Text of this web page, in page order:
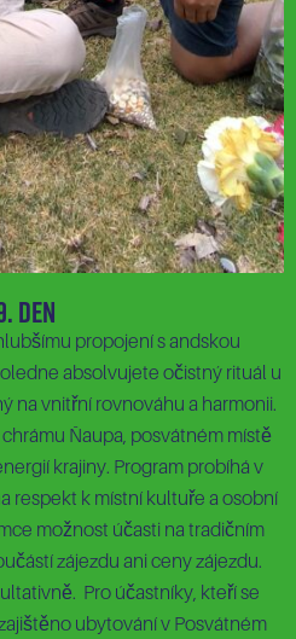
Den
propojení s andskou
absolvujete očistný rituál u
na vnitřní rovnováhu a harmonii.
Ñaupa, posvátném místě
krajiny. Program probíhá v
respekt k místní kultuře a osobní
možnost účasti na tradičním
zájezdu ani ceny zájezdu.
Pro účastníky, kteří se
ubytování v Posvátném